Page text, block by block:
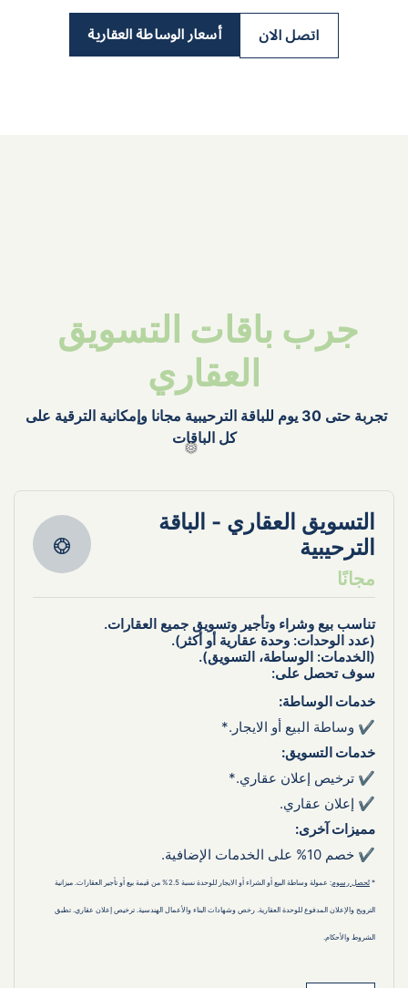
اتصل الان أسعار الوساطة العقارية
العقاري
كل الباقات
الترحيبية
مجانًا
تناسب بيع وشراء وتأجير وتسويق جميع العقارات.
(عدد الوحدات: وحدة عقارية أو أكثر).
(الخدمات: الوساطة، التسويق).
سوف تحصل على:
خدمات الوساطة:
✔ وساطة البيع أو الايجار.*
خدمات التسويق:
✔ ترخيص إعلان عقاري.*
✔ إعلان عقاري.
مميزات آخرى:
✔ خصم 10% على الخدمات الإضافية.
* تًحصل رسوم
الشروط والأحكام.